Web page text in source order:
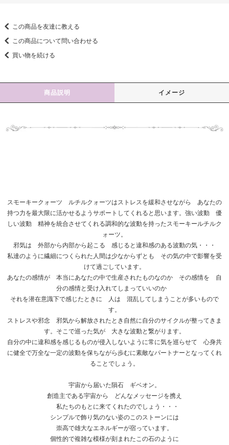
この商品を友達に教える
この商品について問い合わせる
買い物を続ける
商品説明 イメージ
スモーキークォーツ ルチルクォーツはストレスを緩和させながら あなたの
持つ力を最大限に活かせるようサポートしてくれると思います。強い波動 優
しい波動 精神を統合させてくれる調和的な波動を持ったスモーキールチルク
ォーツ。
邪気は 外部から内部から起こる 感じると違和感のある波動の気・・・
私達のように繊細につくられた人間は少なからずとも その気の中で影響を受
けて過ごしています。
あなたの感情が 本当にあなたの中で生産されたものなのか その感情を 自
分の感情と受け入れてしまっていいのか
それを潜在意識下で感じたときに 人は 混乱してしまうことが多いもので
す。
ストレスや邪念 邪気から解放されたとき自然に自分のサイクルが整ってきま
す。そこで巡った気が 大きな波動と繋がります。
自分の中に違和感を感じるものが侵入しないように常に気を巡らせて 心身共
に健全で万全な一定の波動を保ちながら歩むに素敵なパートナーとなってくれ
ることでしょう。
宇宙から届いた隕石 ギベオン。
創造主である宇宙から どんなメッセージを携え
私たちのもとに来てくれたのでしょう・・・
シンプルで飾り気のない姿のこのストーンには
崇高で雄大なエネルギーが宿っています。
個性的で複雑な模様が刻まれたこの石のように